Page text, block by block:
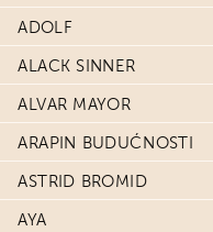
ADOLF
ALACK SINNER
ALVAR MAYOR
ARAPIN BUDUĆNOSTI
ASTRID BROMID
AYA